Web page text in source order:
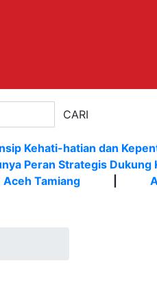
CARI
Kehati-hatian dan
Peran Strategis Dukung
Aceh Tamiang